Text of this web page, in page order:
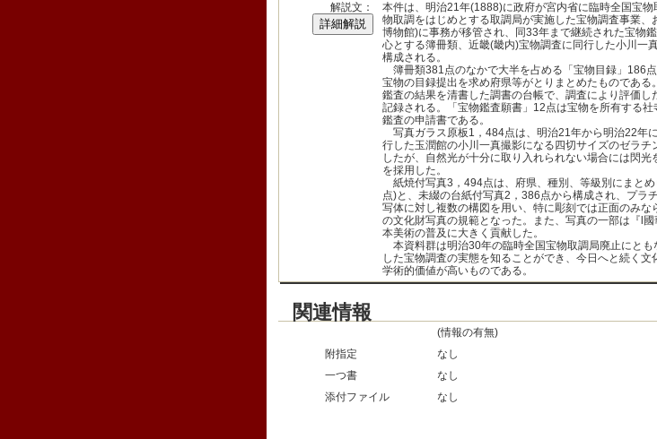
解説文：
詳細解説
本件は、明治21年(1888)に政府が宮内省に臨時全国宝
物取調をはじめとする取調局が実施した宝物調査事業
博物館)に事務が移管され、同33年まで継続された宝物
心とする簿冊類、近畿(畿内)宝物調査に同行した小川一
構成される。
簿冊類381点のなかで大半を占める「宝物目録」186
宝物の目録提出を求め府県等がとりまとめたものであ
鑑査の結果を清書した調書の台帳で、調査により評価
記録される。「宝物鑑査願書」12点は宝物を所有する
鑑査の申請書である。
写真ガラス原板1，484点は、明治21年から明治22年
行した玉潤館の小川一真撮影になる四切サイズのゼラ
したが、自然光が十分に取り入れられない場合には閃
を採用した。
紙焼付写真3，494点は、府県、種別、等級別にまと
点)と、未綴の台紙付写真2，386点から構成され、プラ
写体に対し複数の構図を用い、特に彫刻では正面のみ
の文化財写真の規範となった。また、写真の一部は『l
本美術の普及に大きく貢献した。
本資料群は明治30年の臨時全国宝物取調局廃止にと
した宝物調査の実態を知ることができ、今日へと続く
学術的価値が高いものである。
関連情報
(情報の有無)
附指定
なし
一つ書
なし
添付ファイル
なし